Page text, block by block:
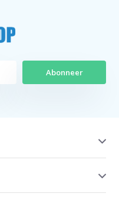
Abonneer